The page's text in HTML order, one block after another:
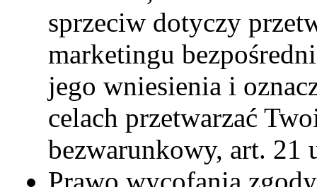
sprzeciw dotyczy
marketingu
jego wniesienia i
celach przetwarzać
bezwarunkowy, art. 21
Prawo wycofania